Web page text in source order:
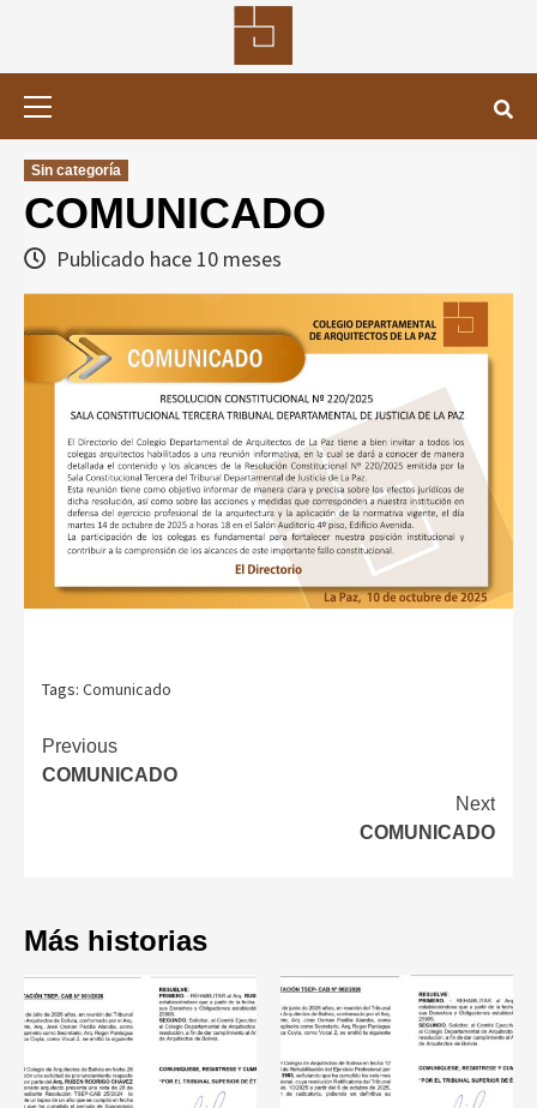
contenido
Sin categoría
COMUNICADO
Publicado hace 10 meses
Tags: Comunicado
Continue
Reading
Previous
COMUNICADO
Next
COMUNICADO
Más historias